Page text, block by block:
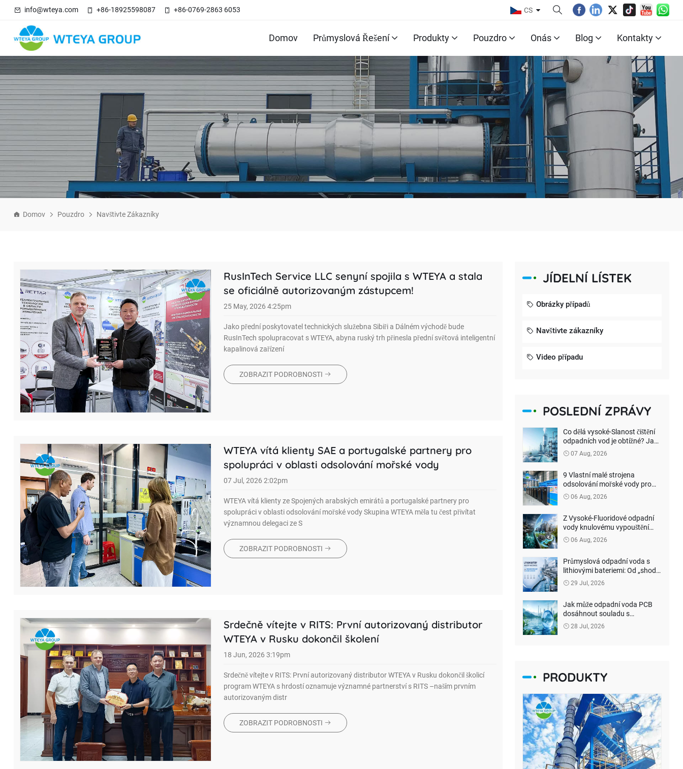
info@wteya.com +86-18925598087 +86-0769-2863 6053 CS
Domov Průmyslová Řešení Produkty Pouzdro Onás Blog Kontakty
Domov Pouzdro Navštivte Zákazníky
RusInTech Service LLC senyní spojila s WTEYA a stala
se oficiálně autorizovaným zástupcem!
25 May, 2026 4:25pm
Jako přední poskytovatel technických služebna Sibiři a Dálném východě bude
RusInTech spolupracovat s WTEYA, abyna ruský trh přinesla přední světová inteligentní
kapalinová zařízení
ZOBRAZIT PODROBNOSTI
WTEYA vítá klienty SAE a portugalské partnery pro
spolupráci v oblasti odsolování mořské vody
07 Jul, 2026 2:02pm
WTEYA vítá klienty ze Spojených arabských emirátů a portugalské partnery pro
spolupráci v oblasti odsolování mořské vody Skupina WTEYA měla tu čest přivítat
významnou delegaci ze S
ZOBRAZIT PODROBNOSTI
Srdečně vítejte v RITS: První autorizovaný distributor
WTEYA v Rusku dokončil školení
18 Jun, 2026 3:19pm
Srdečně vítejte v RITS: První autorizovaný distributor WTEYA v Rusku dokončil školicí
program WTEYA s hrdostí oznamuje významné partnerství s RITS –naším prvním
autorizovaným distr
ZOBRAZIT PODROBNOSTI
JÍDELNÍ LÍSTEK
Obrázky případů
Navštivte zákazníky
Video případu
POSLEDNÍ ZPRÁVY
Co dělá vysoké-Slanost čištění
odpadních vod je obtížné? Jak
lze dosáhnout
skutečnéhonulového
07 Aug, 2026
9 Vlastní malé strojena
odsolování mořské vody pro
filipínského klienta
06 Aug, 2026
Z Vysoké-Fluoridové odpadní
vody knulovému vypouštění
kapalin: Jak mohou společnosti
s lithiovými bateriemi
úpravu?
06 Aug, 2026
Průmyslová odpadní voda s
lithiovými bateriemi: Od „shody
s vybíjením“ po obnovu zdrojů
29 Jul, 2026
Jak může odpadní voda PCB
dosáhnout souladu s
vypouštěním aneškodným
čištěním?
28 Jul, 2026
PRODUKTY